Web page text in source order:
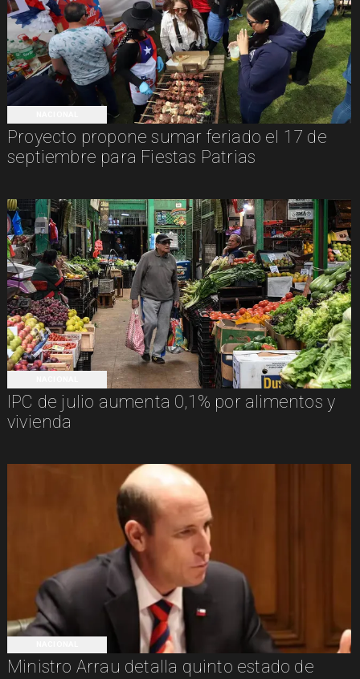
Proyecto propone sumar feriado el 17 de
septiembre para Fiestas Patrias
IPC de julio aumenta 0,1% por alimentos y
vivienda
Ministro Arrau detalla quinto estado de